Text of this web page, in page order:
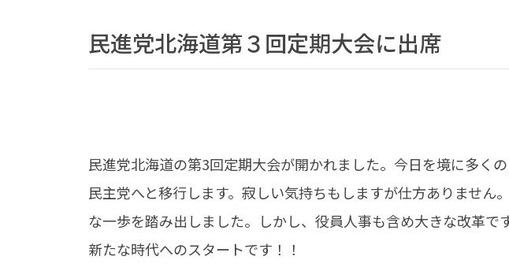
民進党北海道第３回定期大会に出席
民進党北海道の第3回定期大会が開かれました。今日を境に多く
民主党へと移行します。寂しい気持ちもしますが仕方ありません
な一歩を踏み出しました。しかし、役員人事も含め大きな改革で
新たな時代へのスタートです！！